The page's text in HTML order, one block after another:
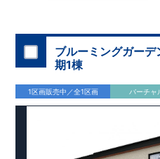
・大袋小学校（徒歩5分）
・袋山保育園（徒歩 5分）
・マツモトキヨシ大袋駅西口店
・セブンイレブン越谷大林（徒歩
​ ​東栄住宅ブルーミングガーデ
全棟自社一貫体制
もっと詳
◇設計、施工、営業が互いに協
ブルーミングガー
期1棟
1区画販売中／全1区画 バーチャ